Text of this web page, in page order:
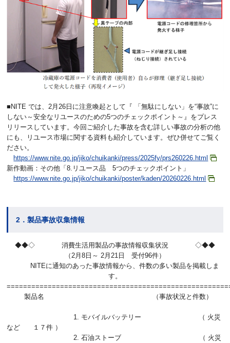
■NITE では、2月26日に注意喚起として『 「無駄にしない」を“事故”に
しない～安全なリユースのための5つのチェックポイント～』をプレス
リリースしています。今回ご紹介した事故を含む詳しい事故の分析の他
にも、リユース市場に関する資料も紹介しています。ぜひ併せてご覧く
ださい。
https://www.nite.go.jp/jiko/chuikanki/press/2025fy/prs260226.html
新作動画：その他「8.リユース品 5つのチェックポイント」
https://www.nite.go.jp/jiko/chuikanki/poster/kaden/20260226.html
2．製品事故収集情報
◆◆◇ 消費生活用製品の事故情報収集状況 ◇◆◆
（2月8日～ 2月21日 受付96件）
NITEに通知のあった事故情報から、件数の多い製品を掲載しま
す。
製品名 （事故状況と件数）
1. モバイルバッテリー （ 火災
など １７件 ）
2. 石油ストーブ （ 火災